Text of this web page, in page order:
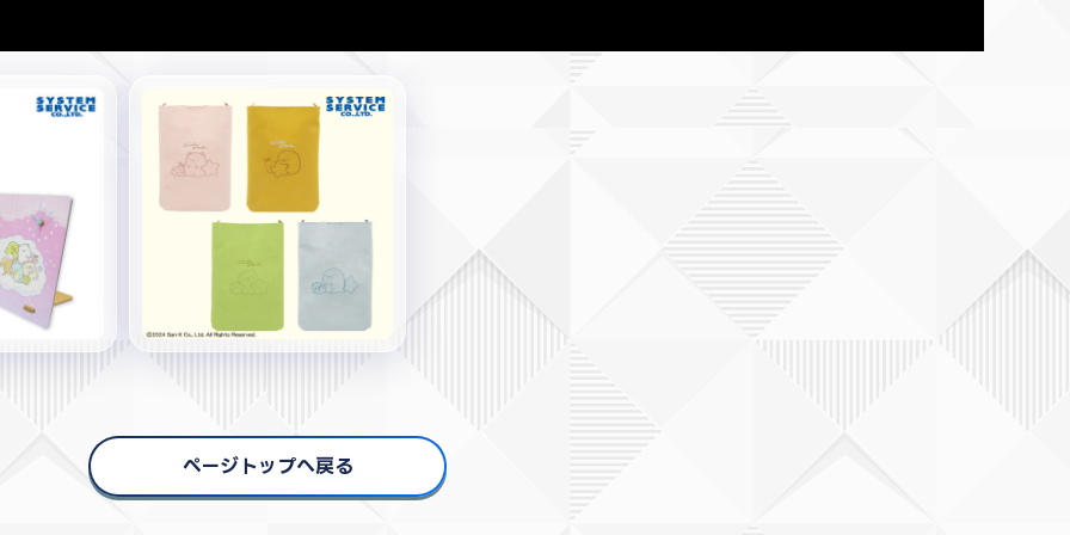
ページトップへ戻る